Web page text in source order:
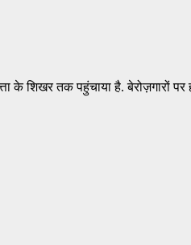
के शिखर तक पहुंचाया है. बेरोज़गारों पर